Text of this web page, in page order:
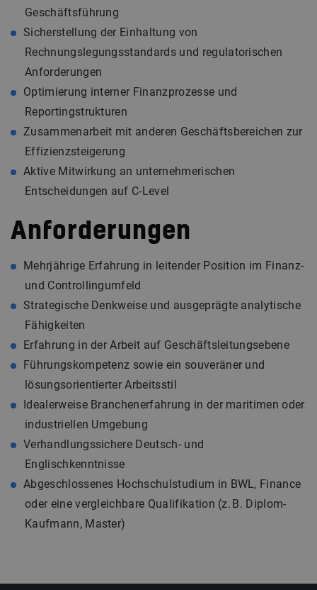
Geschäftsführung
Sicherstellung der Einhaltung von
Rechnungslegungsstandards und regulatorischen
Anforderungen
Optimierung interner Finanzprozesse und
Reportingstrukturen
Zusammenarbeit mit anderen Geschäftsbereichen zur
Effizienzsteigerung
Aktive Mitwirkung an unternehmerischen
Entscheidungen auf C-Level
Anforderungen
Mehrjährige Erfahrung in leitender Position im Finanz-
und Controllingumfeld
Strategische Denkweise und ausgeprägte analytische
Fähigkeiten
Erfahrung in der Arbeit auf Geschäftsleitungsebene
Führungskompetenz sowie ein souveräner und
lösungsorientierter Arbeitsstil
Idealerweise Branchenerfahrung in der maritimen oder
industriellen Umgebung
Verhandlungssichere Deutsch- und
Englischkenntnisse
Abgeschlossenes Hochschulstudium in BWL, Finance
oder eine vergleichbare Qualifikation (z. B. Diplom-
Kaufmann, Master)